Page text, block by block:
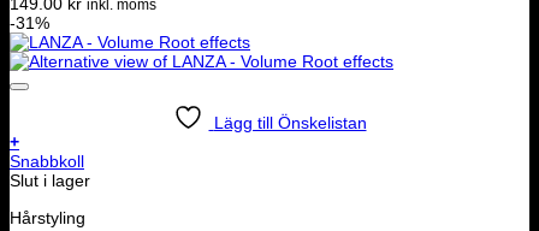
149.00 kr inkl. moms
-31%
Lägg till Önskelistan
+
Snabbkoll
Slut i lager
Hårstyling